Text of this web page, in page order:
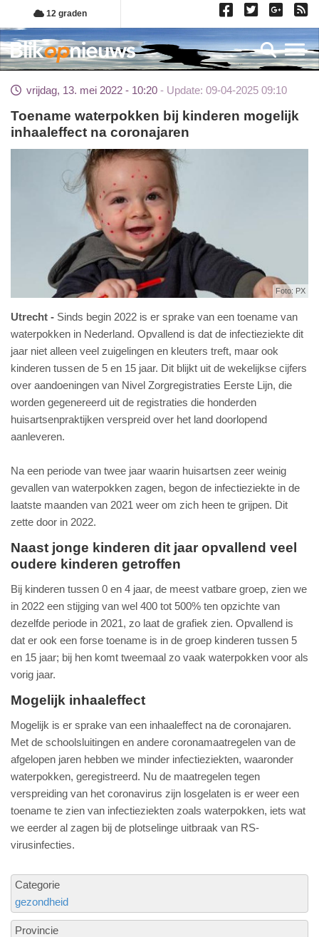
Overslaan
en
naar
de
gaan
12 graden
vrijdag, 13. mei 2022 - 10:20 Update: 09-04-2025 09:10
Toename waterpokken bij kinderen mogelijk
inhaaleffect na coronajaren
Foto: PX
Utrecht
Sinds begin 2022 is er sprake van een toename van
waterpokken in Nederland. Opvallend is dat de infectieziekte dit
jaar niet alleen veel zuigelingen en kleuters treft, maar ook
kinderen tussen de 5 en 15 jaar. Dit blijkt uit de wekelijkse cijfers
over aandoeningen van Nivel Zorgregistraties Eerste Lijn, die
worden gegenereerd uit de registraties die honderden
huisartsenpraktijken verspreid over het land doorlopend
aanleveren.
Na een periode van twee jaar waarin huisartsen zeer weinig
gevallen van waterpokken zagen, begon de infectieziekte in de
laatste maanden van 2021 weer om zich heen te grijpen. Dit
zette door in 2022.
Naast jonge kinderen dit jaar opvallend veel
oudere kinderen getroffen
Bij kinderen tussen 0 en 4 jaar, de meest vatbare groep, zien we
in 2022 een stijging van wel 400 tot 500% ten opzichte van
dezelfde periode in 2021, zo laat de grafiek zien. Opvallend is
dat er ook een forse toename is in de groep kinderen tussen 5
en 15 jaar; bij hen komt tweemaal zo vaak waterpokken voor als
vorig jaar.
Mogelijk inhaaleffect
Mogelijk is er sprake van een inhaaleffect na de coronajaren.
Met de schoolsluitingen en andere coronamaatregelen van de
afgelopen jaren hebben we minder infectieziekten, waaronder
waterpokken, geregistreerd. Nu de maatregelen tegen
verspreiding van het coronavirus zijn losgelaten is er weer een
toename te zien van infectieziekten zoals waterpokken, iets wat
we eerder al zagen bij de plotselinge uitbraak van RS-
virusinfecties.
Categorie
gezondheid
Provincie